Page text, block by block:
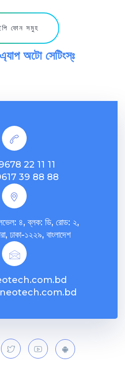
ফোন সমুহ
অটো সেটিংস্ঃ
22 11 11
39 88 88
৪, ব্লক: ডি, রোড: ২,
ঢাকা-১২২৯, বাংলাদেশ